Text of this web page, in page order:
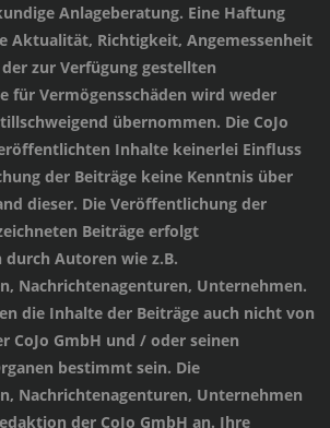
Anlageberatung. Eine Haftung
Aktualität, Richtigkeit, Angemessenheit
zur Verfügung gestellten
für Vermögensschäden wird weder
übernommen. Die CoJo
Inhalte keinerlei Einfluss
der Beiträge keine Kenntnis über
dieser. Die Veröffentlichung der
Beiträge erfolgt
Autoren wie z.B.
Nachrichtenagenturen, Unternehmen.
die Inhalte der Beiträge auch nicht von
CoJo GmbH und / oder seinen
bestimmt sein. Die
Nachrichtenagenturen, Unternehmen
der CoJo GmbH an. Ihre